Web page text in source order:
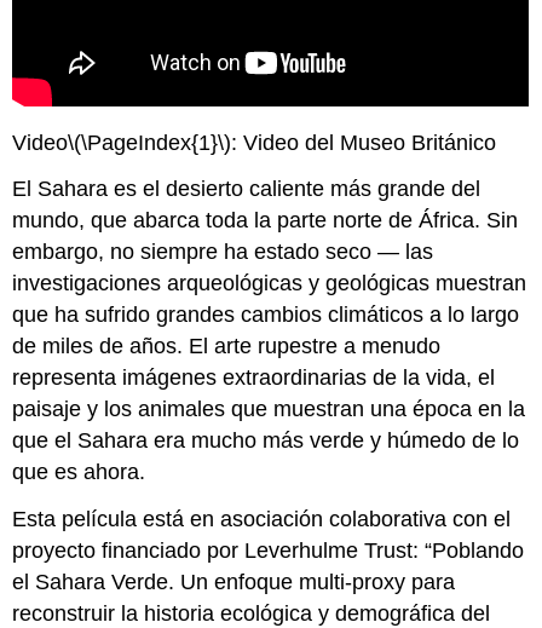
Video\(\PageIndex{1}\): Video del Museo Británico
El Sahara es el desierto caliente más grande del
mundo, que abarca toda la parte norte de África. Sin
embargo, no siempre ha estado seco — las
investigaciones arqueológicas y geológicas muestran
que ha sufrido grandes cambios climáticos a lo largo
de miles de años. El arte rupestre a menudo
representa imágenes extraordinarias de la vida, el
paisaje y los animales que muestran una época en la
que el Sahara era mucho más verde y húmedo de lo
que es ahora.
Esta película está en asociación colaborativa con el
proyecto financiado por Leverhulme Trust: “Poblando
el Sahara Verde. Un enfoque multi-proxy para
reconstruir la historia ecológica y demográfica del